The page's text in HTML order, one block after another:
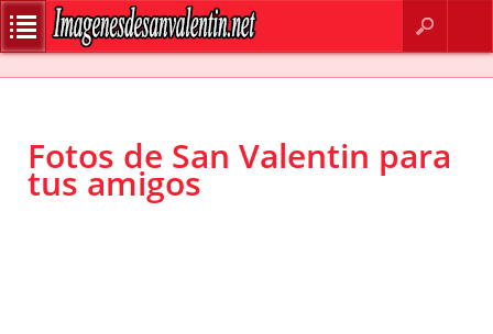
CONTACTO
BUSCAR
Fotos de San Valentin para
tus amigos